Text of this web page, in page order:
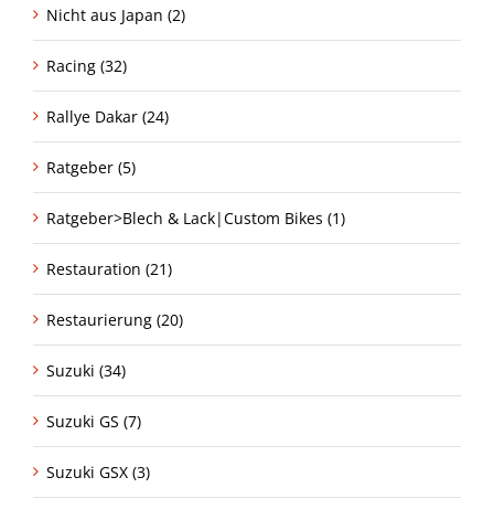
Nicht aus Japan (2)
Racing (32)
Rallye Dakar (24)
Ratgeber (5)
Ratgeber>Blech & Lack|Custom Bikes (1)
Restauration (21)
Restaurierung (20)
Suzuki (34)
Suzuki GS (7)
Suzuki GSX (3)